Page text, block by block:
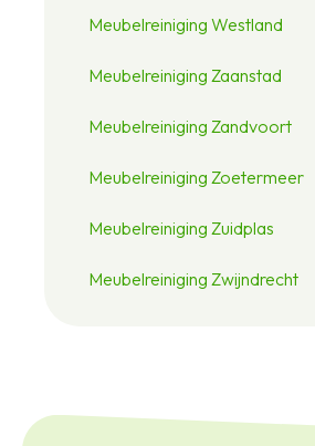
Meubelreiniging Westland
Meubelreiniging Zaanstad
Meubelreiniging Zandvoort
Meubelreiniging Zoetermeer
Meubelreiniging Zuidplas
Meubelreiniging Zwijndrecht